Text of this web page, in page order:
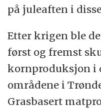
på juleaften i
Etter krigen ble
først og fremst
kornproduksjon i
områdene i
Grasbasert